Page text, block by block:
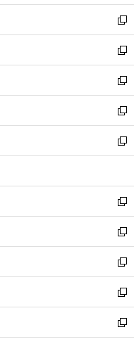
開
く
ウ
で
開
く
ン
ド
ウ
で
開
く
ウ
ィ
ン
ド
ウ
で
開
く
し
い
ウ
ィ
ン
ド
ウ
で
開
く
新
し
い
ウ
ィ
ン
ド
ウ
で
開
新
し
い
ウ
ィ
ン
ド
ウ
開
く
新
し
い
ウ
ィ
ン
ウ
で
開
く
新
し
い
ウ
ン
ド
ウ
で
開
く
新
し
ウ
ィ
ン
ド
ウ
で
開
く
新
し
い
ウ
ィ
ン
ド
ウ
で
開
新
し
い
ウ
ィ
ン
ド
ウ
新
し
い
ウ
ィ
ン
新
し
い
ウ
新
し